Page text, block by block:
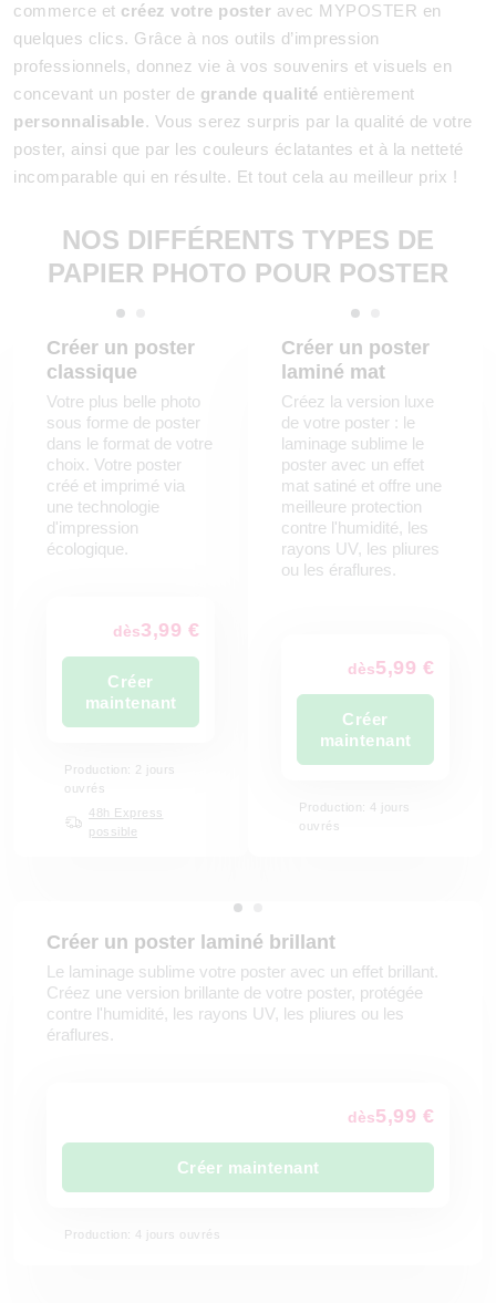
commerce et créez votre poster avec MYPOSTER en
quelques clics. Grâce à nos outils d’impression
professionnels, donnez vie à vos souvenirs et visuels en
concevant un poster de grande qualité entièrement
personnalisable. Vous serez surpris par la qualité de votre
poster, ainsi que par les couleurs éclatantes et à la netteté
incomparable qui en résulte. Et tout cela au meilleur prix !
NOS DIFFÉRENTS TYPES DE
PAPIER PHOTO POUR POSTER
Créer un poster
classique
Votre plus belle photo
sous forme de poster
dans le format de votre
choix. Votre poster
créé et imprimé via
une technologie
d'impression
écologique.
dès3,99 €
Créer
maintenant
Production: 2 jours
ouvrés
48h Express
possible
Créer un poster
laminé mat
Créez la version luxe
de votre poster : le
laminage sublime le
poster avec un effet
mat satiné et offre une
meilleure protection
contre l'humidité, les
rayons UV, les pliures
ou les éraflures.
dès5,99 €
Créer
maintenant
Production: 4 jours
ouvrés
Créer un poster laminé brillant
Le laminage sublime votre poster avec un effet brillant.
Créez une version brillante de votre poster, protégée
contre l'humidité, les rayons UV, les pliures ou les
éraflures.
dès5,99 €
Créer maintenant
Production: 4 jours ouvrés